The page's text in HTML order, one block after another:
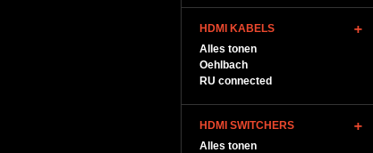
HDMI KABELS
Alles tonen
Oehlbach
RU connected
HDMI SWITCHERS
Alles tonen